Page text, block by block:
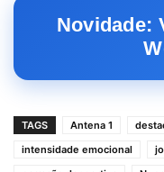
Novidade:
TAGS Antena 1
intensidade emocional